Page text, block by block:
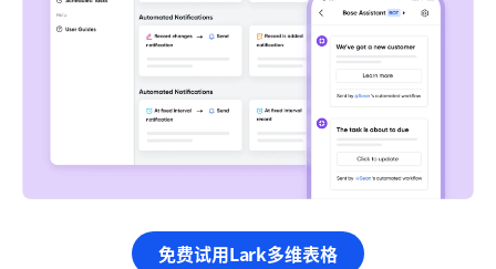
免费试用Lark多维表格